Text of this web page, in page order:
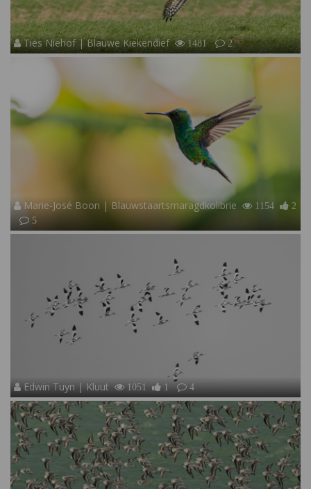
Ties Niehof | Blauwe Kiekendief 1481 2
Marie-José Boon | Blauwstaartsmaragdkolibrie 1154
2
5
Edwin Tuyn | Kluut 1051 1 4